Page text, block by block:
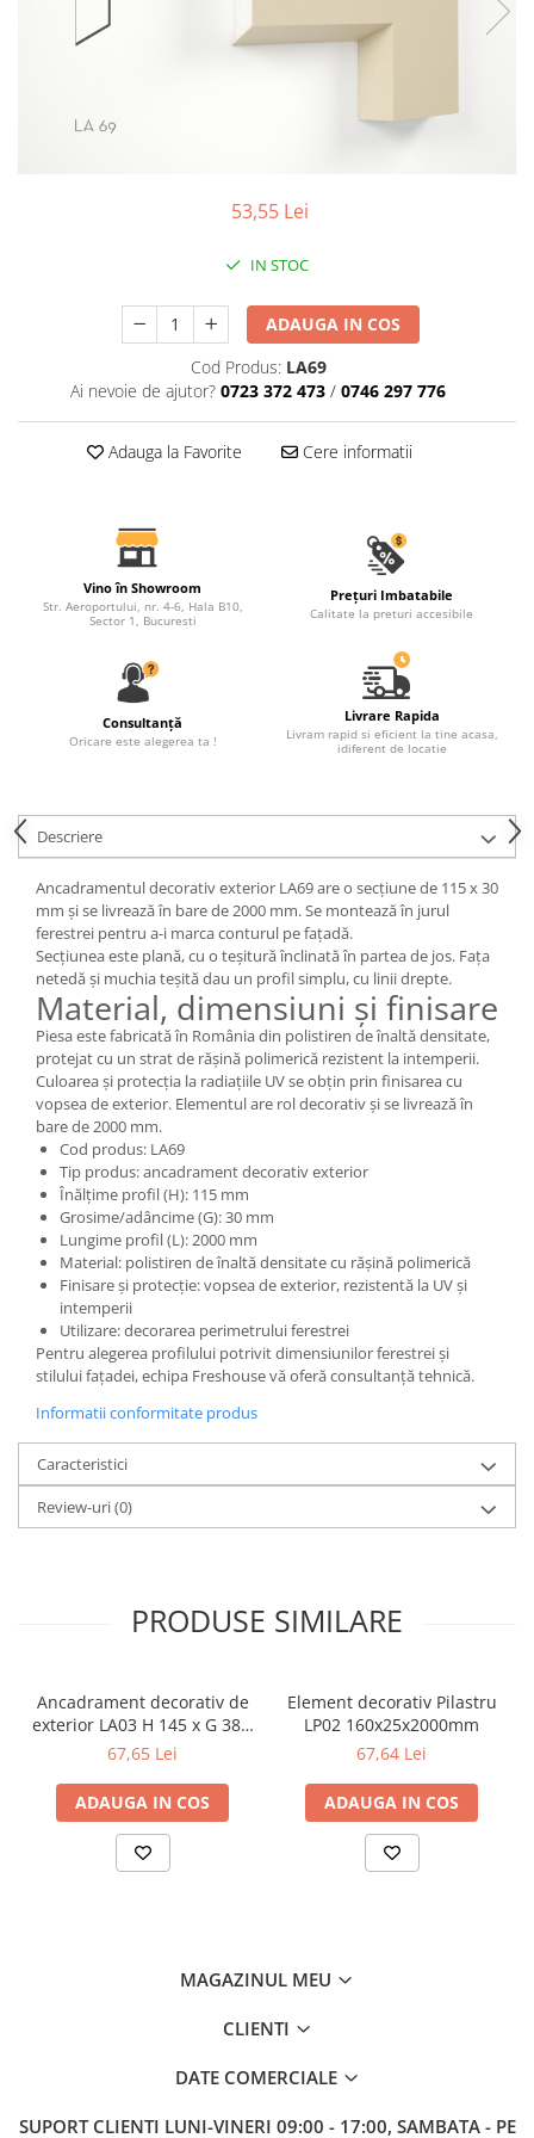
Baze coloane
Inele coloane
Capiteluri semicoloane
Trunchiuri semicoloane
Mulaje de interior
Rozete de interior
Cadru de arc
Șeminee decorative
Console de interior
Cadre de ușă
Ornamente de colț
53,55 Lei
IN STOC
ADAUGA IN COS
Cod Produs: LA69
Ai nevoie de ajutor? 0723 372 473 / 0746 297 776
Adauga la Favorite Cere informatii
Vino în Showroom
Str. Aeroportului, nr. 4-6, Hala B10,
Sector 1, Bucuresti
Prețuri Imbatabile
Calitate la preturi accesibile
Consultanță
Oricare este alegerea ta !
Livrare Rapida
Livram rapid si eficient la tine acasa,
idiferent de locatie
Descriere
Ancadramentul decorativ exterior LA69 are o secțiune de 115 x 30
mm și se livrează în bare de 2000 mm. Se montează în jurul
ferestrei pentru a-i marca conturul pe fațadă.
Secțiunea este plană, cu o teșitură înclinată în partea de jos. Fața
netedă și muchia teșită dau un profil simplu, cu linii drepte.
Material, dimensiuni și finisare
Piesa este fabricată în România din polistiren de înaltă densitate,
protejat cu un strat de rășină polimerică rezistent la intemperii.
Culoarea și protecția la radiațiile UV se obțin prin finisarea cu
vopsea de exterior. Elementul are rol decorativ și se livrează în
bare de 2000 mm.
Cod produs: LA69
Tip produs: ancadrament decorativ exterior
Înălțime profil (H): 115 mm
Grosime/adâncime (G): 30 mm
Lungime profil (L): 2000 mm
Material: polistiren de înaltă densitate cu rășină polimerică
Finisare și protecție: vopsea de exterior, rezistentă la UV și
intemperii
Utilizare: decorarea perimetrului ferestrei
Pentru alegerea profilului potrivit dimensiunilor ferestrei și
stilului fațadei, echipa Freshouse vă oferă consultanță tehnică.
Informatii conformitate produs
Caracteristici
Review-uri(0)
PRODUSE SIMILARE
Ancadrament decorativ de
exterior LA03 H 145 x G 38 x
L 2000 mm
67,65 Lei
ADAUGA IN COS
Element decorativ Pilastru
LP02 160x25x2000mm
67,64 Lei
ADAUGA IN COS
MAGAZINUL MEU
CLIENTI
DATE COMERCIALE
SUPORT CLIENTI LUNI-VINERI 09:00 - 17:00, SAMBATA - PE